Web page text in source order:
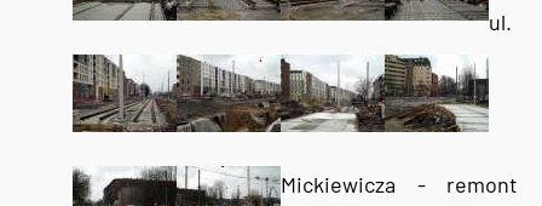
ul.
Mickiewicza - remont